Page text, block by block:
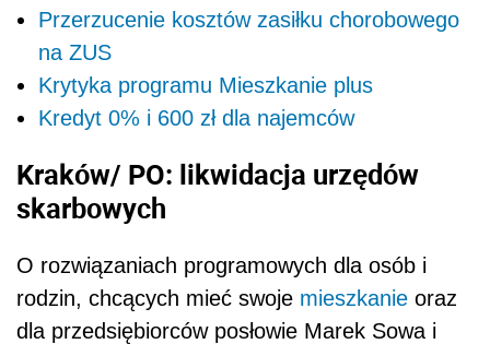
Przerzucenie kosztów zasiłku chorobowego
na ZUS
Krytyka programu Mieszkanie plus
Kredyt 0% i 600 zł dla najemców
Kraków/ PO: likwidacja urzędów
skarbowych
O rozwiązaniach programowych dla osób i
rodzin, chcących mieć swoje mieszkanie oraz
dla przedsiębiorców posłowie Marek Sowa i